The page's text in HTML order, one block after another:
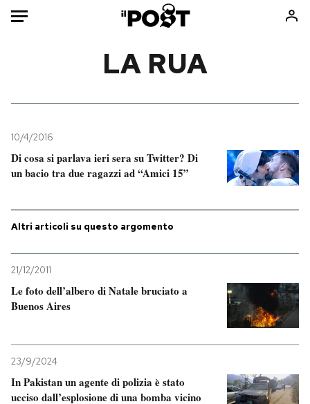
Mondo
Politica
Tecnologia
Economia
Sport
Consumismi
Storie/Idee
Altrecose
NEWSLETTER
LA RUA
10/4/2016
Di cosa si parlava ieri sera su Twitter? Di
un bacio tra due ragazzi ad “Amici 15”
Altri articoli su questo argomento
21/12/2011
Le foto dell’albero di Natale bruciato a
Buenos Aires
23/9/2024
In Pakistan un agente di polizia è stato
ucciso dall’esplosione di una bomba vicino